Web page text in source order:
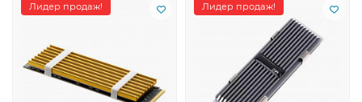
Лидер продаж! Лидер продаж!